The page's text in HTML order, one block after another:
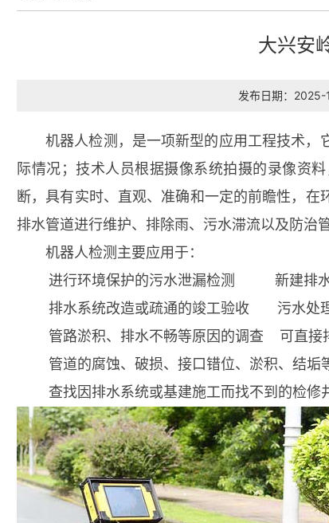
大兴安
发布日期：
机器人检测，是一项新型的应用工程技术，
际情况；技术人员根据摄像系统拍摄的录像资
断，具有实时、直观、准确和一定的前瞻性，
排水管道进行维护、排除雨、污水滞流以及防治
机器人检测主要应用于：
进行环境保护的污水泄漏检测 新建排水
排水系统改造或疏通的竣工验收 污水处理
管路淤积、排水不畅等原因的调查 可直接排
管道的腐蚀、破损、接口错位、淤积、结垢
查找因排水系统或基建施工而找不到的检修